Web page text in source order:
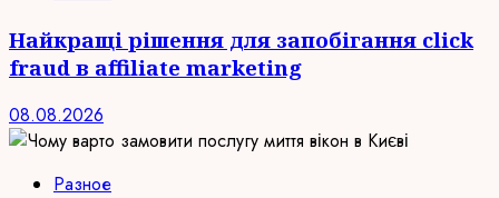
Найкращі рішення для запобігання click
fraud в affiliate marketing
08.08.2026
Разное